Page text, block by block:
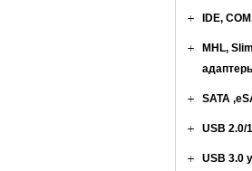
IDE,
MHL,
SATA
USB 2.0/
USB 3.0